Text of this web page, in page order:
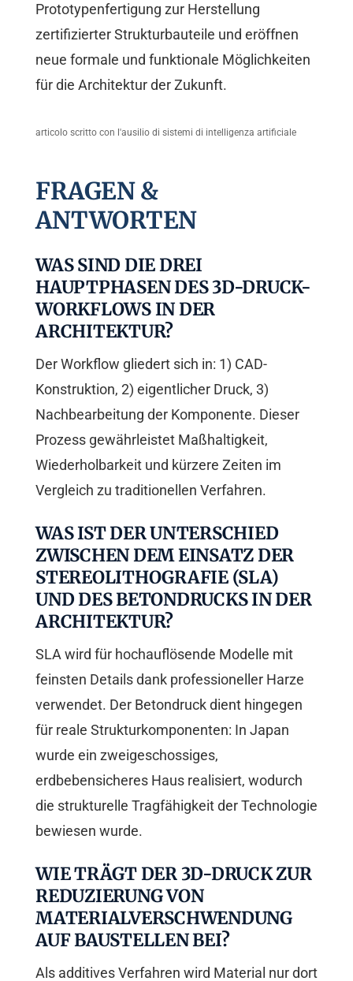
Prototypenfertigung zur Herstellung
zertifizierter Strukturbauteile und eröffnen
neue formale und funktionale Möglichkeiten
für die Architektur der Zukunft.
articolo scritto con l'ausilio di sistemi di intelligenza artificiale
FRAGEN &
ANTWORTEN
WAS SIND DIE DREI
HAUPTPHASEN DES 3D-DRUCK-
WORKFLOWS IN DER
ARCHITEKTUR?
Der Workflow gliedert sich in: 1) CAD-
Konstruktion, 2) eigentlicher Druck, 3)
Nachbearbeitung der Komponente. Dieser
Prozess gewährleistet Maßhaltigkeit,
Wiederholbarkeit und kürzere Zeiten im
Vergleich zu traditionellen Verfahren.
WAS IST DER UNTERSCHIED
ZWISCHEN DEM EINSATZ DER
STEREOLITHOGRAFIE (SLA)
UND DES BETONDRUCKS IN DER
ARCHITEKTUR?
SLA wird für hochauflösende Modelle mit
feinsten Details dank professioneller Harze
verwendet. Der Betondruck dient hingegen
für reale Strukturkomponenten: In Japan
wurde ein zweigeschossiges,
erdbebensicheres Haus realisiert, wodurch
die strukturelle Tragfähigkeit der Technologie
bewiesen wurde.
WIE TRÄGT DER 3D-DRUCK ZUR
REDUZIERUNG VON
MATERIALVERSCHWENDUNG
AUF BAUSTELLEN BEI?
Als additives Verfahren wird Material nur dort